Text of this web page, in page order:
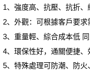
強度高、抗壓、抗折、
外觀：可根據客戶要求
重量輕、綜合成本低 同
環保性好，通關便捷、
特殊處理可防潮、防火